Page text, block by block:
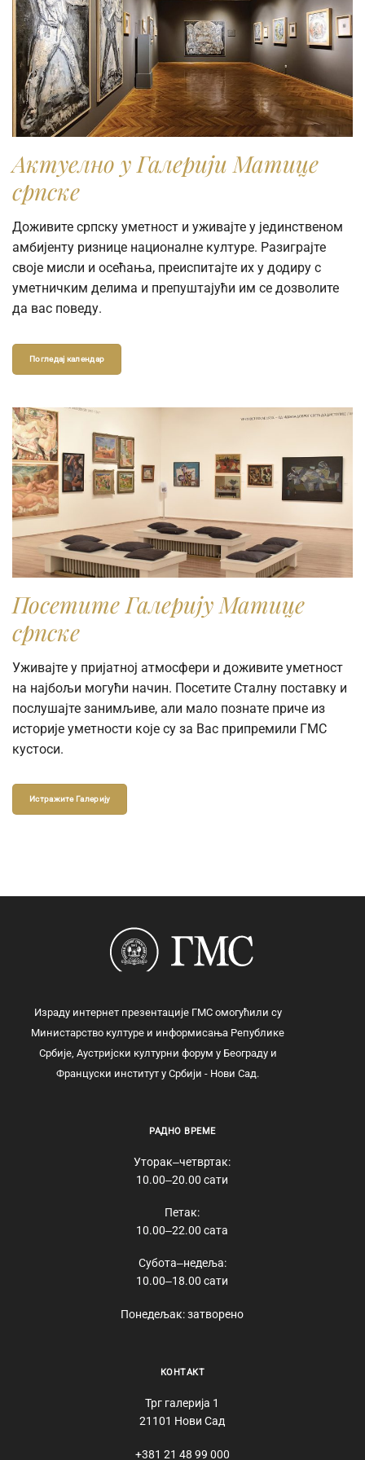
Актуелно у Галерији Матице
српске
Доживите српску уметност и уживајте у јединственом
амбијенту ризнице националне културе. Разиграјте
своје мисли и осећања, преиспитајте их у додиру с
уметничким делима и препуштајући им се дозволите
да вас поведу.
Погледај календар
Посетите Галерију Матице
српске
Уживајте у пријатној атмосфери и доживите уметност
на најбољи могући начин. Посетите Сталну поставку и
послушајте занимљиве, али мало познате приче из
историје уметности које су за Вас припремили ГМС
кустоси.
Истражите Галерију
Израду интернет презентације ГМС омогућили су
Министарство културе и информисања Републике
Србије, Аустријски културни форум у Београду и
Француски институт у Србији - Нови Сад.
РАДНО ВРЕМЕ
Уторак‒четвртак:
10.00‒20.00 сати
Петак:
10.00‒22.00 сата
Субота‒недеља:
10.00‒18.00 сати
Понедељак: затворено
КОНТАКТ
Трг галерија 1
21101 Нови Сад
+381 21 48 99 000